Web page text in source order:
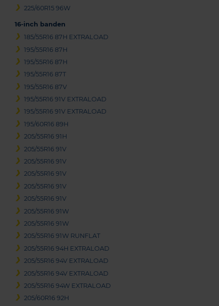
225/60R15 96W
16-inch banden
185/55R16 87H EXTRALOAD
195/55R16 87H
195/55R16 87H
195/55R16 87T
195/55R16 87V
195/55R16 91V EXTRALOAD
195/55R16 91V EXTRALOAD
195/60R16 89H
205/55R16 91H
205/55R16 91V
205/55R16 91V
205/55R16 91V
205/55R16 91V
205/55R16 91V
205/55R16 91W
205/55R16 91W
205/55R16 91W RUNFLAT
205/55R16 94H EXTRALOAD
205/55R16 94V EXTRALOAD
205/55R16 94V EXTRALOAD
205/55R16 94W EXTRALOAD
205/60R16 92H